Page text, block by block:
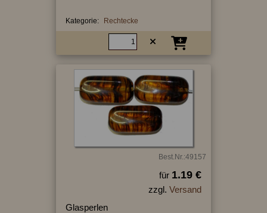
Kategorie: Rechtecke
Best.Nr.:49157
für 1.19 €
zzgl. Versand
Glasperlen